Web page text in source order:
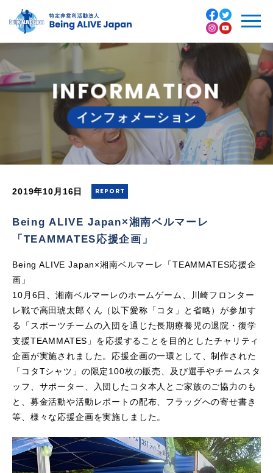
TEAMMATES
私たちについて
- 代表紹介
- 地域プログラム
- オンラインプログラム
- ラガーマンプログラム
- リーダーシップ醸成・実践事業
- 募集要項
あなたにできること
- ボランティア
- 学生インターン
Facebook
Twitter
Instagram
Youtube
INFORMATION
インフォメーション
2019年10月16日 REPORT
Being ALIVE Japan×湘南ベルマーレ
「TEAMMATES応援企画」
Being ALIVE Japan×湘南ベルマーレ「TEAMMATES応援企
画」
10月6日、湘南ベルマーレのホームゲーム、川崎フロンター
レ戦で高田琥太郎くん（以下愛称「コタ」と省略）が参加す
る「スポーツチームの入団を通じた長期療養児の退院・復学
支援TEAMMATES」を応援することを目的としたチャリティ
企画が実施されました。応援企画の一環として、制作された
「コタTシャツ」の限定100枚の販売、及び選手やチームスタ
ッフ、サポーター、入団したコタ本人とご家族のご協力のも
と、募金活動や活動レポートの配布、フラッグへの寄せ書き
等、様々な応援企画を実施しました。